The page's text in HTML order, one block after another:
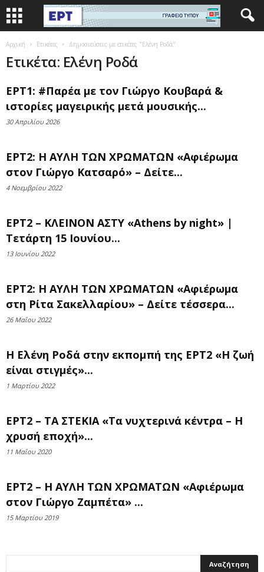
Αρχική Ετικέτες Δημοσιεύσεις με ετικέτες "Ελένη Ροδά"
Ετικέτα: Ελένη Ροδά
ΕΡΤ1: #Παρέα με τον Γιώργο Κουβαρά &
ιστορίες μαγειρικής μετά μουσικής...
30 Απριλίου 2026
ΕΡΤ2: Η ΑΥΛΗ ΤΩΝ ΧΡΩΜΑΤΩΝ «Αφιέρωμα
στον Γιώργο Κατσαρό» – Δείτε...
4 Νοεμβρίου 2022
ΕΡΤ2 – ΚΛΕΙΝΟΝ ΑΣΤΥ «Athens by night» |
Τετάρτη 15 Ιουνίου...
13 Ιουνίου 2022
ΕΡΤ2: Η ΑΥΛΗ ΤΩΝ ΧΡΩΜΑΤΩΝ «Αφιέρωμα
στη Ρίτα Σακελλαρίου» – Δείτε τέσσερα...
26 Μαΐου 2022
Η Ελένη Ροδά στην εκπομπή της ΕΡΤ2 «Η ζωή
είναι στιγμές»...
1 Μαρτίου 2022
ΕΡΤ2 – ΤΑ ΣΤΕΚΙΑ «Τα νυχτερινά κέντρα – Η
χρυσή εποχή»...
11 Μαΐου 2020
ΕΡΤ2 – Η ΑΥΛΗ ΤΩΝ ΧΡΩΜΑΤΩΝ «Αφιέρωμα
στον Γιώργο Ζαμπέτα» ...
15 Μαρτίου 2019